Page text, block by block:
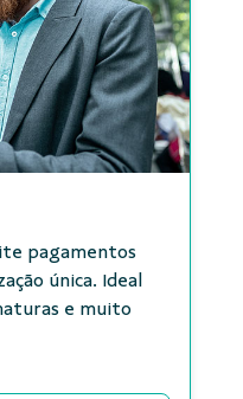
pagamentos
única. Ideal
e muito